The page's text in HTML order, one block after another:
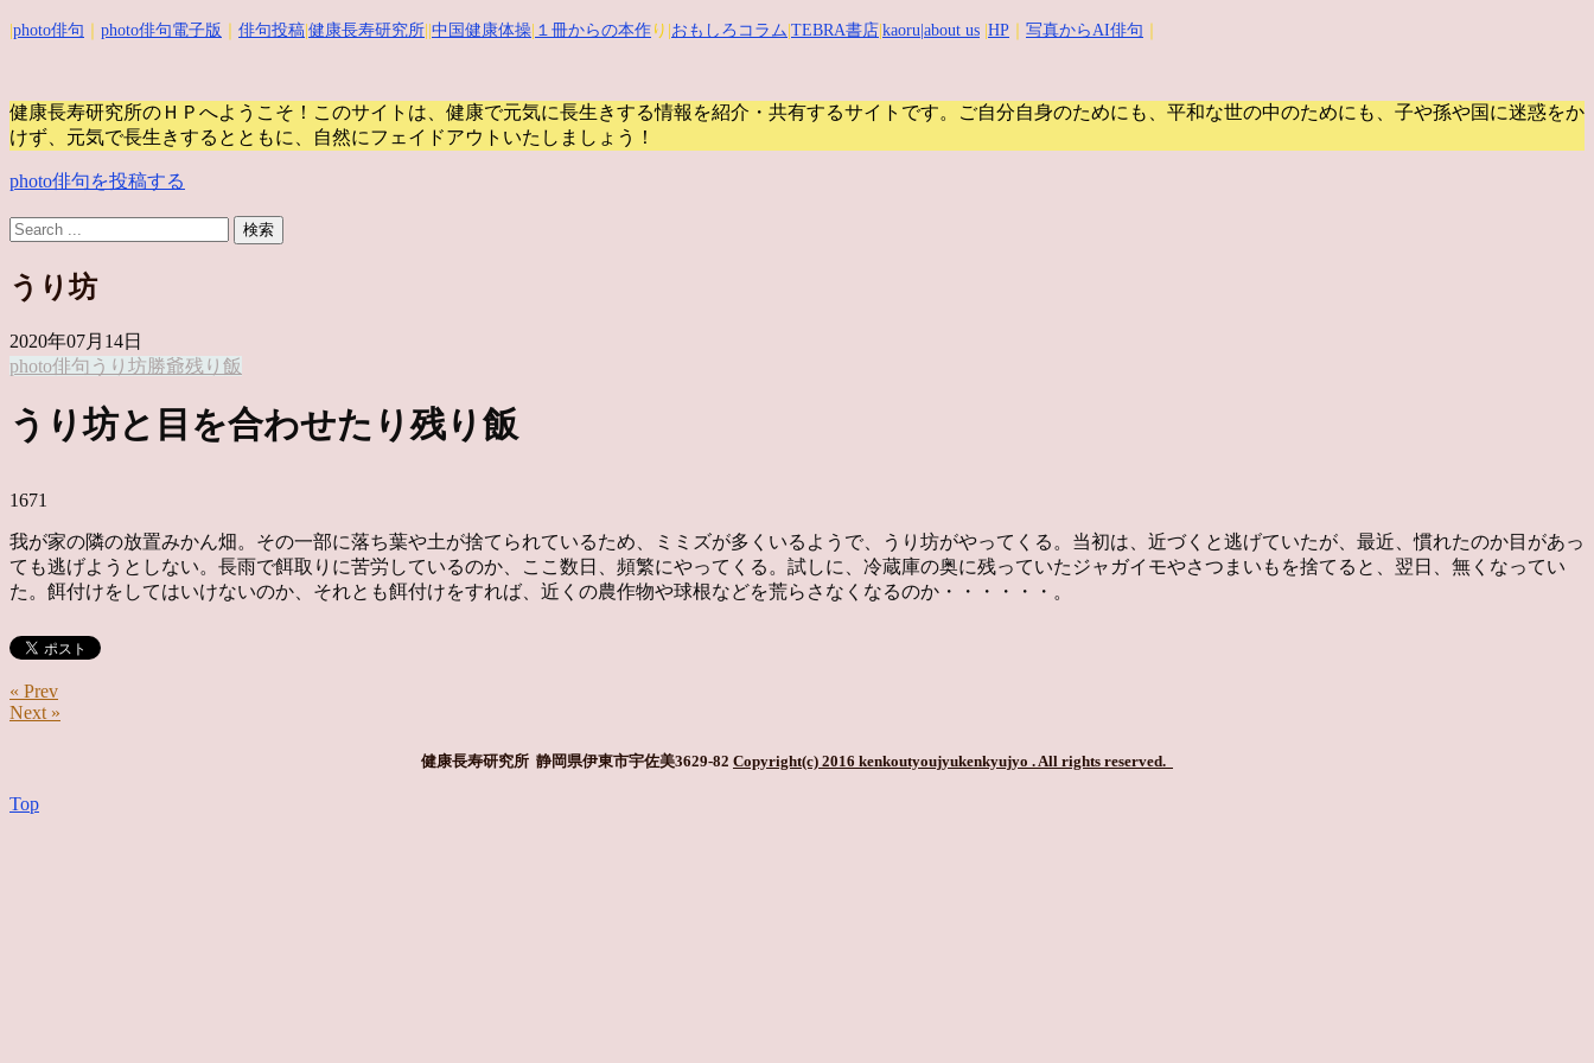
photo俳句 photo俳句電子版 俳句投稿 健康長寿研究所 中国健康体操 １冊からの本作 り| おもしろコラム TEBRA書店 kaoru |about us HP 写真からAI俳句
健康長寿研究所のＨＰへようこそ！このサイトは、健康で元気に長生きする情報を紹介・共有するサイトです。
ご自分自身のためにも、平和な世の中のためにも、子や孫や国に迷惑をか
けず、元気で長生きするとともに、自然にフェイドアウトいたしましょう！
photo俳句を投稿する
うり坊
2020年07月14日
photo俳句 うり坊 勝爺残り飯
うり坊と目を合わせたり残り飯
1671
我が家の隣の放置みかん畑。その一部に落ち葉や土が捨てられているため、ミミズが多くいるようで、うり坊がやってくる。当初は、近づくと逃げていたが、最近、慣れたのか目があっ
ても逃げようとしない。長雨で餌取りに苦労しているのか、ここ数日、頻繁にやってくる。試しに、冷蔵庫の奥に残っていたジャガイモやさつまいもを捨てると、翌日、無くなってい
た。餌付けをしてはいけないのか、それとも餌付けをすれば、近くの農作物や球根などを荒らさなくなるのか・・・・・・。
« Prev
Next »
健康長寿研究所 静岡県伊東市宇佐美3629-82 Copyright(c) 2016 kenkoutyoujyukenkyujyo . All rights reserved.
Top